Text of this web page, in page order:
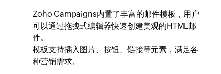
Zoho Campaigns内置了丰富的邮件模板，用户
可以通过拖拽式编辑器快速创建美观的HTML邮
件。
模板支持插入图片、按钮、链接等元素，满足各
种营销需求。